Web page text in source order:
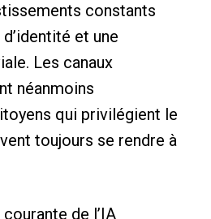
constants
et une
Les canaux
néanmoins
qui privilégient le
toujours se rendre à
de l’IA